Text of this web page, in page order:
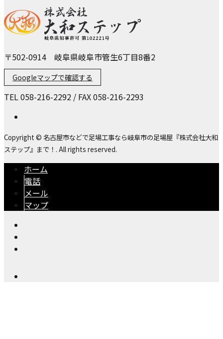
〒502-0914 岐阜県岐阜市管生6丁目8番2
Googleマップで確認する
TEL 058-216-2292 / FAX 058-216-2293
Copyright © 名古屋市などで足場工事なら岐阜市の足場屋『株式会社大和
ステップ』まで！. All rights reserved.
ホーム
電話
メール
マップ